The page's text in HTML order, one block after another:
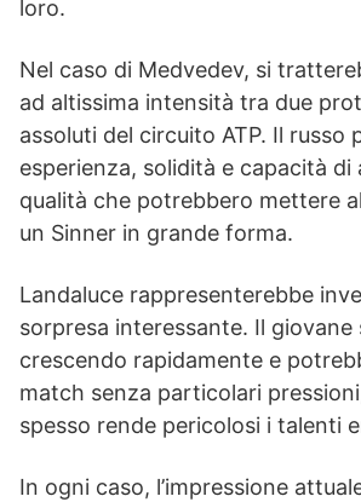
loro.
Nel caso di Medvedev, si
ad altissima intensità tra due
assoluti del circuito ATP. Il russo
esperienza, solidità e capacità
qualità che potrebbero mettere
un Sinner in grande forma.
Landaluce rappresenterebbe
sorpresa interessante. Il giovane
crescendo rapidamente e
match senza particolari
spesso rende pericolosi i talenti
In ogni caso, l’impressione